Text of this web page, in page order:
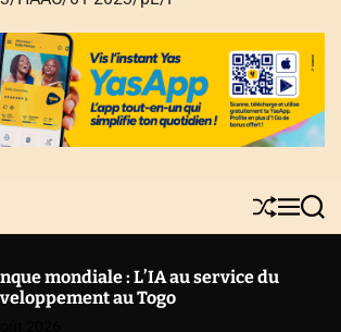
S
h
l
M
e
S
e
mondiale : L’IA au service du
au Togo